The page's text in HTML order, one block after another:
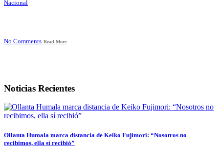
Nacional
No Comments Read More
Noticias Recientes
Ollanta Humala marca distancia de Keiko Fujimori: “Nosotros no
recibimos, ella sí recibió”